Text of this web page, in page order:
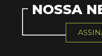
NOSSA